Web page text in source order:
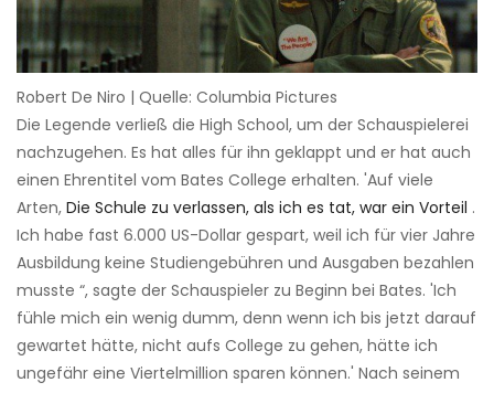
Robert De Niro | Quelle: Columbia Pictures
Die Legende verließ die High School, um der Schauspielerei
nachzugehen. Es hat alles für ihn geklappt und er hat auch
einen Ehrentitel vom Bates College erhalten. 'Auf viele
Arten, Die Schule zu verlassen, als ich es tat, war ein Vorteil .
Ich habe fast 6.000 US-Dollar gespart, weil ich für vier Jahre
Ausbildung keine Studiengebühren und Ausgaben bezahlen
musste “, sagte der Schauspieler zu Beginn bei Bates. 'Ich
fühle mich ein wenig dumm, denn wenn ich bis jetzt darauf
gewartet hätte, nicht aufs College zu gehen, hätte ich
ungefähr eine Viertelmillion sparen können.' Nach seinem